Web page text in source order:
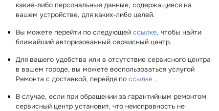
какие-либо персональные данные, содержащиеся на
вашем устройстве, для каких-либо целей.
Вы можете перейти по следующей ссылке, чтобы найти
ближайший авторизованный сервисный центр.
Для вашего удобства или в отсутствие сервисного центра
в вашем городе, вы можете воспользоваться услугой
Ремонта с доставкой, перейдя по ссылке .
В случае, если при обращении за гарантийным ремонтом
сервисный центр установит, что неисправность не